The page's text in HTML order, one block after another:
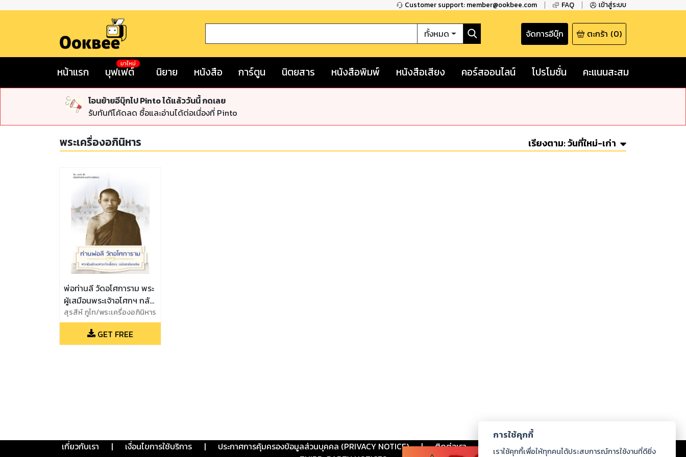
Customer support: member@ookbee.com FAQ เข้าสู่ระบบ
ทั้งหมด จัดการอีบุ๊ก ตะกร้า (0)
หน้าแรก บุฟเฟต์
มาใหม่
นิยาย หนังสือ การ์ตูน นิตยสาร หนังสือพิมพ์ หนังสือเสียง คอร์สออนไลน์ โปรโมชั่น คะแนนสะสม
โอนย้ายอีบุ๊กไป Pinto ได้แล้ววันนี้ กดเลย
รับทันทีโค้ดลด ซื้อและอ่านได้ต่อเนื่องที่ Pinto
พระเครื่องอภินิหาร เรียงตาม:วันที่ใหม่-เก่า
พ่อท่านลี วัดอโศการาม พระ
ผู้เสมือนพระเจ้าอโศกฯ กลับ
ชาติมาเกิด
สุรสีห์ ภูไท/พระเครื่องอภินิหาร
GET FREE
เกี่ยวกับเรา | เงื่อนไขการใช้บริการ | ประกาศการคุ้มครองข้อมูลส่วนบุคคล (PRIVACY NOTICE) | ติดต่อเรา ร่วมงานกับเรา ดาวน์โหลด
การใช้คุกกี้
เราใช้คุกกี้เพื่อให้ทุกคนได้ประสบการณ์การใช้งานที่ดียิ่ง